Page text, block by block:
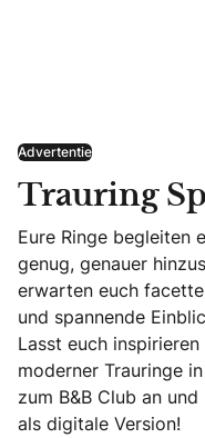
Advertentie
Trauring
Eure Ringe begleiten
genug, genauer
erwarten euch
und spannende
Lasst euch
moderner Trauringe
zum B&B Club an
als digitale Version!